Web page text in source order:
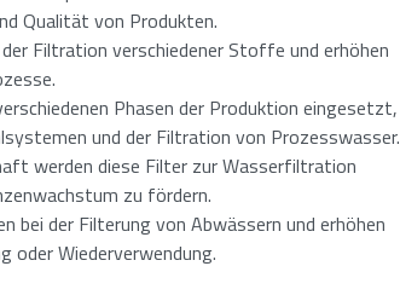
Absenden
Qualität von Produkten.
Filtration verschiedener Stoffe und erhöhen
Phasen der Produktion eingesetzt,
und der Filtration von Prozesswasser.
werden diese Filter zur Wasserfiltration
zu fördern.
bei der Filterung von Abwässern und erhöhen
oder Wiederverwendung.